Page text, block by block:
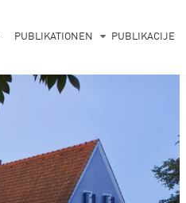
PUBLIKATIONEN PUBLIKACIJE